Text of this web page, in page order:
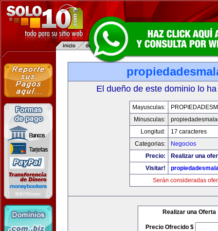
El dueño de este dominio lo
Mayusculas:
Minusculas:
Longitud:
17 caracteres
Categorias:
Negocios
Precio:
Realizar una
Visitar!
Serán consideradas
Realizar una Oferta
Precio Ofrecido $